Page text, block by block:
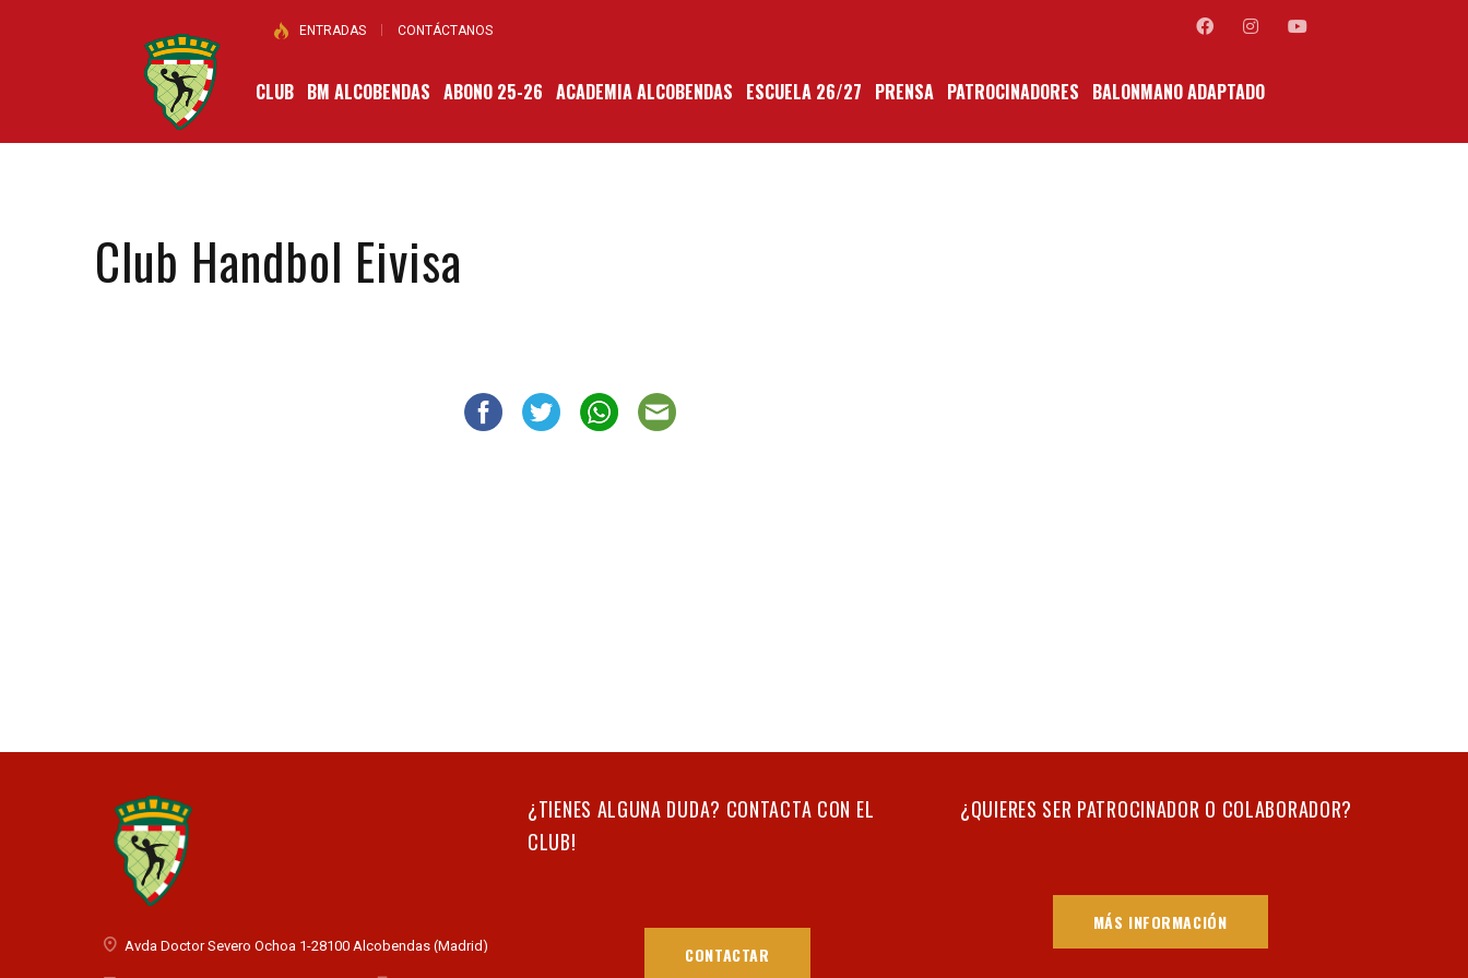
ENTRADAS CONTÁCTANOS
CLUB BM ALCOBENDAS ABONO 25-26 ACADEMIA ALCOBENDAS ESCUELA 26/27 PRENSA PATROCINADORES BALONMANO ADAPTADO
Club Handbol Eivisa
Avda Doctor Severo Ochoa 1-28100 Alcobendas (Madrid)
¿TIENES ALGUNA DUDA? CONTACTA CON EL
CLUB!
CONTACTAR
¿QUIERES SER PATROCINADOR O COLABORADOR?
MÁS INFORMACIÓN